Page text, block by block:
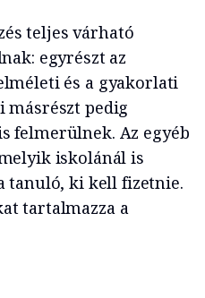
teljes várható
egyrészt az
és a gyakorlati
másrészt pedig
felmerülnek. Az egyéb
iskolánál is
tanuló, ki kell fizetnie.
tartalmazza a